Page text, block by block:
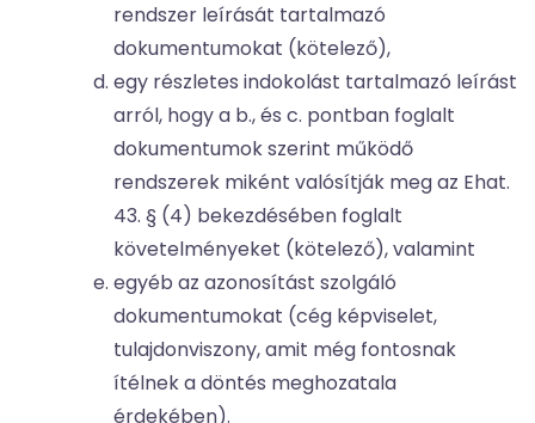
rendszer leírását tartalmazó
dokumentumokat (kötelező),
egy részletes indokolást tartalmazó leírást
arról, hogy a b., és c. pontban foglalt
dokumentumok szerint működő
rendszerek miként valósítják meg az Ehat.
43. § (4) bekezdésében foglalt
követelményeket (kötelező), valamint
egyéb az azonosítást szolgáló
dokumentumokat (cég képviselet,
tulajdonviszony, amit még fontosnak
ítélnek a döntés meghozatala
érdekében).